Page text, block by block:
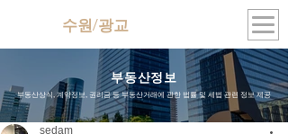
수원/광교
부동산정보
부동산상식, 계약정보, 권리금 등 부동산거래에 관한 법률 및 세법 관련 정보 제공
sedam